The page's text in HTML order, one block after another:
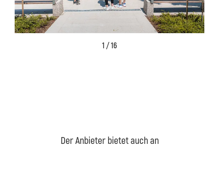
1 / 16
Der Anbieter bietet auch an